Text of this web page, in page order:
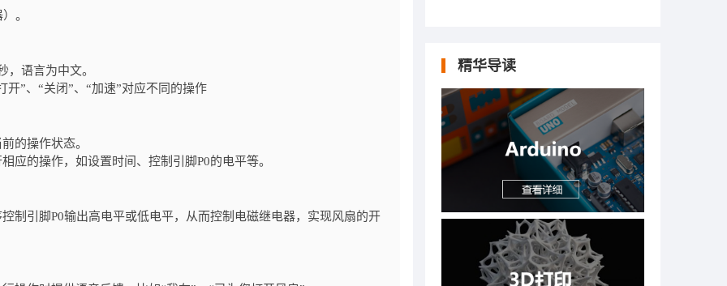
。
，语言为中文。
”、“关闭”、“加速”对应不同的操作
的操作状态。
应的操作，如设置时间、控制引脚P0的电平等。
制引脚P0输出高电平或低电平，从而控制电磁继电器，实现风扇的开
精华导读